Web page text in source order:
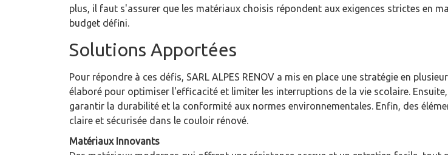
plus, il faut s'assurer que les matériaux choisis répondent aux exigences strictes en
budget défini.
Solutions Apportées
Pour répondre à ces défis, SARL ALPES RENOV a mis en place une stratégie en
élaboré pour optimiser l'efficacité et limiter les interruptions de la vie scolaire.
garantir la durabilité et la conformité aux normes environnementales. Enfin, des
claire et sécurisée dans le couloir rénové.
Matériaux Innovants